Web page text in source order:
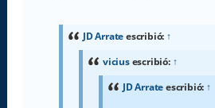
JD Arrateescribió: ↑
viciusescribió: ↑
JD Arrateescribió: ↑